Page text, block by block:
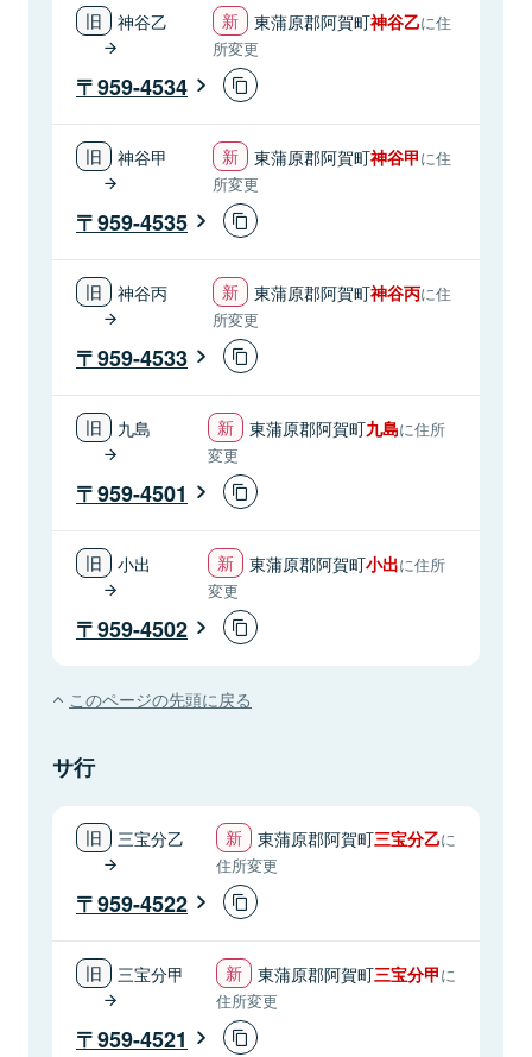
神谷乙 東蒲原郡阿賀町神谷乙に住
所変更
959-4534
神谷甲 東蒲原郡阿賀町神谷甲に住
所変更
959-4535
神谷丙 東蒲原郡阿賀町神谷丙に住
所変更
959-4533
九島 東蒲原郡阿賀町九島に住所
変更
959-4501
小出 東蒲原郡阿賀町小出に住所
変更
959-4502
このページの先頭に戻る
サ行
三宝分乙 東蒲原郡阿賀町三宝分乙に
住所変更
959-4522
三宝分甲 東蒲原郡阿賀町三宝分甲に
住所変更
959-4521